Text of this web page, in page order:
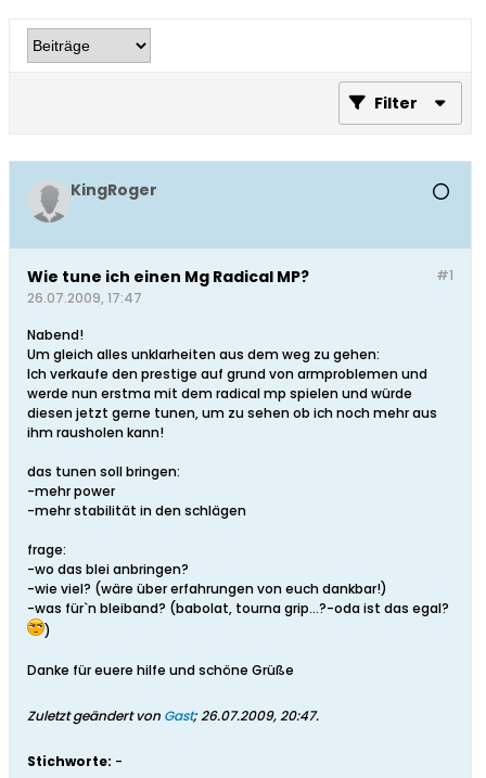
Filter
KingRoger
#1
Wie tune ich einen Mg Radical MP?
26.07.2009, 17:47
Nabend!
Um gleich alles unklarheiten aus dem weg zu gehen:
Ich verkaufe den prestige auf grund von armproblemen und
werde nun erstma mit dem radical mp spielen und würde
diesen jetzt gerne tunen, um zu sehen ob ich noch mehr aus
ihm rausholen kann!
das tunen soll bringen:
-mehr power
-mehr stabilität in den schlägen
frage:
-wo das blei anbringen?
-wie viel? (wäre über erfahrungen von euch dankbar!)
-was für`n bleiband? (babolat, tourna grip...?-oda ist das egal?
)
Danke für euere hilfe und schöne Grüße
Zuletzt geändert von Gast;26.07.2009, 20:47.
Stichworte: -